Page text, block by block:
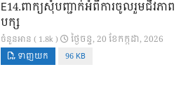
E14.ពាក្យសុំបញ្ជាក់អំពីការចូលរួមជីវភាព
បក្ស
ចំនួនអាន ( 1.8k ) ថ្ងៃ​ចន្ទ, 20 ខែ​កក្កដា, 2026
ទាញយក 96 KB